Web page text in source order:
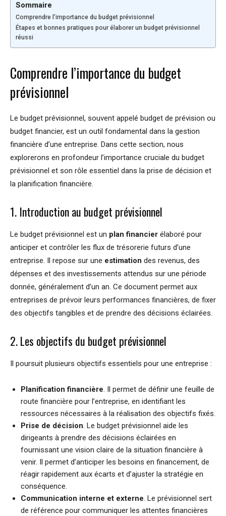
Sommaire
Comprendre l’importance du budget prévisionnel
Étapes et bonnes pratiques pour élaborer un budget prévisionnel
réussi
Comprendre l’importance du budget
prévisionnel
Le budget prévisionnel, souvent appelé budget de prévision ou
budget financier, est un outil fondamental dans la gestion
financière d’une entreprise. Dans cette section, nous
explorerons en profondeur l’importance cruciale du budget
prévisionnel et son rôle essentiel dans la prise de décision et
la planification financière.
1. Introduction au budget prévisionnel
Le budget prévisionnel est un plan financier élaboré pour
anticiper et contrôler les flux de trésorerie futurs d’une
entreprise. Il repose sur une estimation des revenus, des
dépenses et des investissements attendus sur une période
donnée, généralement d’un an. Ce document permet aux
entreprises de prévoir leurs performances financières, de fixer
des objectifs tangibles et de prendre des décisions éclairées.
2. Les objectifs du budget prévisionnel
Il poursuit plusieurs objectifs essentiels pour une entreprise :
Planification financière. Il permet de définir une feuille de
route financière pour l’entreprise, en identifiant les
ressources nécessaires à la réalisation des objectifs fixés.
Prise de décision. Le budget prévisionnel aide les
dirigeants à prendre des décisions éclairées en
fournissant une vision claire de la situation financière à
venir. Il permet d’anticiper les besoins en financement, de
réagir rapidement aux écarts et d’ajuster la stratégie en
conséquence.
Communication interne et externe. Le prévisionnel sert
de référence pour communiquer les attentes financières